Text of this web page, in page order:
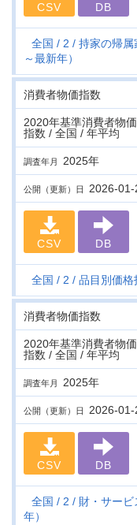
CSV DB
全国 2
持家の帰
～最新年）
消費者物価指数
2020年基準消費者物
指数 / 全国 / 年平均
調査年月 2025年
公開（更新）日 2026-01-
CSV DB
全国 2 品目別価
消費者物価指数
2020年基準消費者物
指数 / 全国 / 年平均
調査年月 2025年
公開（更新）日 2026-01-
CSV DB
全国 2
財・サー
年）